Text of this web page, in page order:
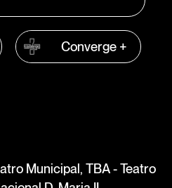
Converge +
Municipal, TBA - Teatro